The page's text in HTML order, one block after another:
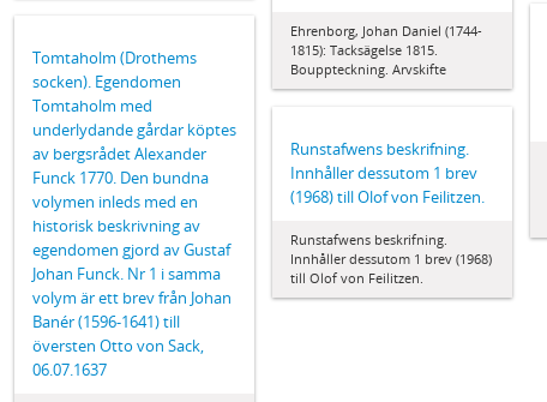
Ehrenborg, Johan Daniel (1744-
1815): Tacksägelse 1815.
Bouppteckning. Arvskifte
Tomtaholm (Drothems
socken). Egendomen
Tomtaholm med
underlydande gårdar köptes
av bergsrådet Alexander
Funck 1770. Den bundna
volymen inleds med en
historisk beskrivning av
egendomen gjord av Gustaf
Johan Funck. Nr 1 i samma
volym är ett brev från Johan
Banér (1596-1641) till
översten Otto von Sack,
06.07.1637
Runstafwens beskrifning.
Innhåller dessutom 1 brev
(1968) till Olof von Feilitzen.
Runstafwens beskrifning.
Innhåller dessutom 1 brev (1968)
till Olof von Feilitzen.